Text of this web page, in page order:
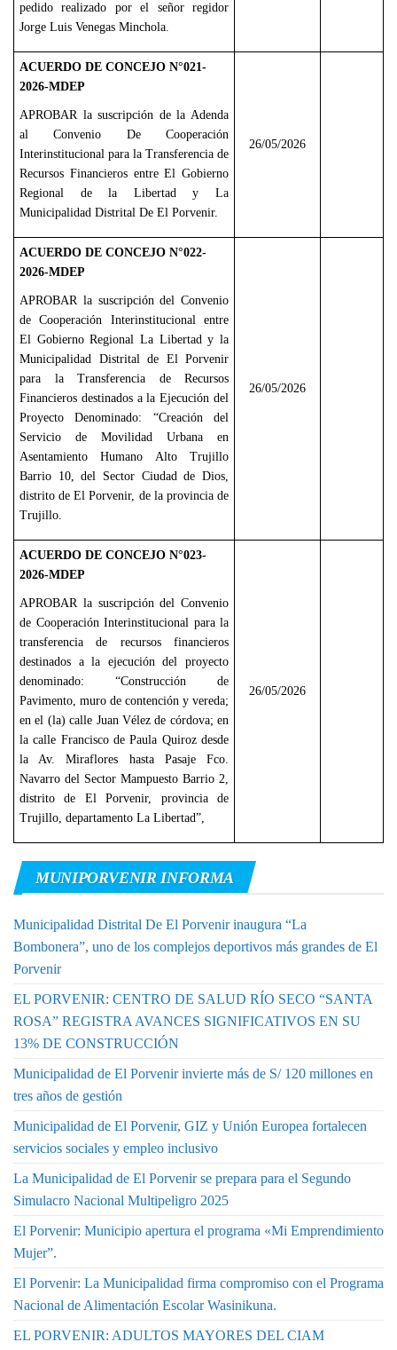
pedido realizado por el señor regidor
Jorge Luis Venegas Minchola.
ACUERDO DE CONCEJO N°021-
2026-MDEP
APROBAR la suscripción de la Adenda
al Convenio De Cooperación
Interinstitucional para la Transferencia de
Recursos Financieros entre El Gobierno
Regional de la Libertad y La
Municipalidad Distrital De El Porvenir.
26/05/2026
ACUERDO DE CONCEJO N°022-
2026-MDEP
APROBAR la suscripción del Convenio
de Cooperación Interinstitucional entre
El Gobierno Regional La Libertad y la
Municipalidad Distrital de El Porvenir
para la Transferencia de Recursos
Financieros destinados a la Ejecución del
Proyecto Denominado: “Creación del
Servicio de Movilidad Urbana en
Asentamiento Humano Alto Trujillo
Barrio 10, del Sector Ciudad de Dios,
distrito de El Porvenir, de la provincia de
Trujillo.
26/05/2026
ACUERDO DE CONCEJO N°023-
2026-MDEP
APROBAR la suscripción del Convenio
de Cooperación Interinstitucional para la
transferencia de recursos financieros
destinados a la ejecución del proyecto
denominado: “Construcción de
Pavimento, muro de contención y vereda;
en el (la) calle Juan Vélez de córdova; en
la calle Francisco de Paula Quiroz desde
la Av. Miraflores hasta Pasaje Fco.
Navarro del Sector Mampuesto Barrio 2,
distrito de El Porvenir, provincia de
Trujillo, departamento La Libertad”,
26/05/2026
MUNIPORVENIR INFORMA
Municipalidad Distrital De El Porvenir inaugura “La
Bombonera”, uno de los complejos deportivos más grandes de El
Porvenir
EL PORVENIR: CENTRO DE SALUD RÍO SECO “SANTA
ROSA” REGISTRA AVANCES SIGNIFICATIVOS EN SU
13% DE CONSTRUCCIÓN
Municipalidad de El Porvenir invierte más de S/ 120 millones en
tres años de gestión
Municipalidad de El Porvenir, GIZ y Unión Europea fortalecen
servicios sociales y empleo inclusivo
La Municipalidad de El Porvenir se prepara para el Segundo
Simulacro Nacional Multipeligro 2025
El Porvenir: Municipio apertura el programa «Mi Emprendimiento
Mujer”.
El Porvenir: La Municipalidad firma compromiso con el Programa
Nacional de Alimentación Escolar Wasinikuna.
EL PORVENIR: ADULTOS MAYORES DEL CIAM